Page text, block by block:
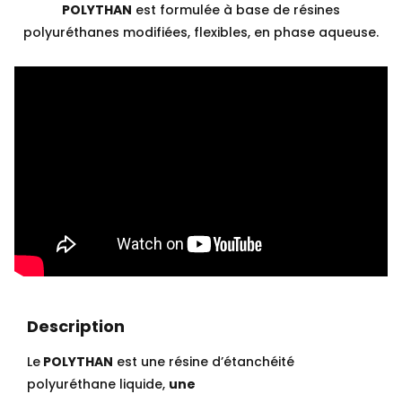
POLYTHAN est formulée à base de résines
polyuréthanes modifiées, flexibles, en phase aqueuse.
Description
Le POLYTHAN est une résine d’étanchéité
polyuréthane liquide, une